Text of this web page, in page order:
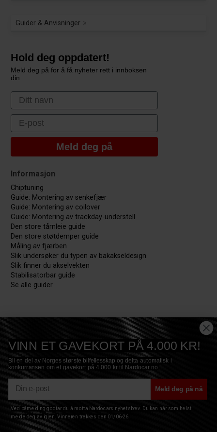
Guider & Anvisninger
Hold deg oppdatert!
Meld deg på for å få nyheter rett i innboksen
din
First Name
Email
Meld deg på
Informasjon
Chiptuning
Guide: Montering av senkefjær
Guide: Montering av coilover
Guide: Montering av trackday-understell
Den store tårnleie guide
Den store støtdemper guide
Måling av fjærben
Slik undersøker du typen av bakakseldesign
Slik finner du akselvekten
Stabilisatorbar guide
Se alle guider
Copyright © 2017 Nardocar ApS - All Rights Reserved
Privacy|Terms| Sitemap
VINN ET GAVEKORT PÅ 4.000 KR!
Bli en del av Norges største bilfellesskap og delta automatisk i
konkurransen om et gavekort på 4.000 kr til Nardocar.no.
Meld deg på nå
Ved påmelding godtar du å motta Nardocars nyhetsbrev. Du kan når som helst
melde deg av igjen. Vinneren trekkes den 01/06-26.